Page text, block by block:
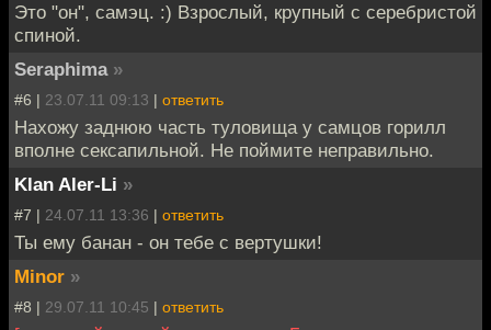
Это "он", самэц. :) Взрослый, крупный с серебристой
спиной.
Seraphima »
#6 | 23.07.11 09:13 | ответить
Нахожу заднюю часть туловища у самцов горилл
вполне сексапильной. Не поймите неправильно.
Klan Aler-Li »
#7 | 24.07.11 13:36 | ответить
Ты ему банан - он тебе с вертушки!
Minor »
#8 | 29.07.11 10:45 | ответить